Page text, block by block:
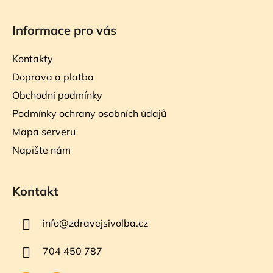
Informace pro vás
Kontakty
Doprava a platba
Obchodní podmínky
Podmínky ochrany osobních údajů
Mapa serveru
Napište nám
Kontakt
info@zdravejsivolba.cz
704 450 787